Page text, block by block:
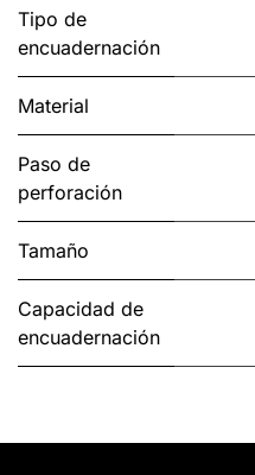
Tipo de
encuadernación
Material
Paso de
perforación
Tamaño
Capacidad de
encuadernación